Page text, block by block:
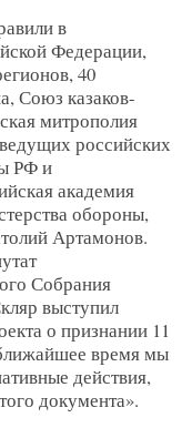
в
Федерации,
40
Союз казаков-
митрополия
российских
РФ и
академия
обороны,
Артамонов.
Собрания
выступил
о признании 11
время мы
действия,
документа».